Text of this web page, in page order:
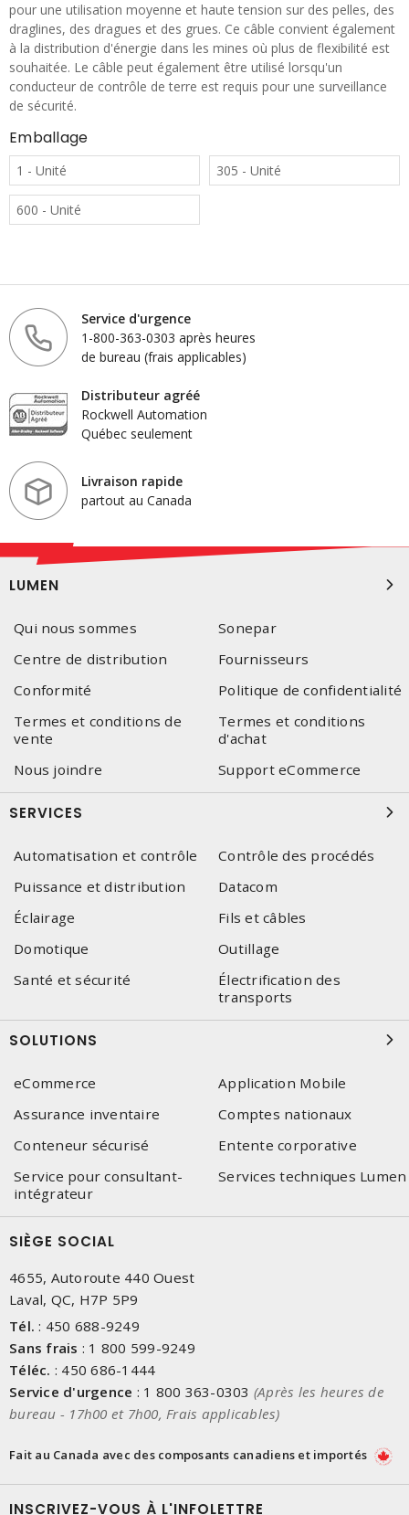
pour une utilisation moyenne et haute tension sur des pelles, des
draglines, des dragues et des grues. Ce câble convient également
à la distribution d'énergie dans les mines où plus de flexibilité est
souhaitée. Le câble peut également être utilisé lorsqu'un
conducteur de contrôle de terre est requis pour une surveillance
de sécurité.
Emballage
1 - Unité 305 - Unité
600 - Unité
Service d'urgence
1-800-363-0303 après heures
de bureau (frais applicables)
Distributeur agréé
Rockwell Automation
Québec seulement
Livraison rapide
partout au Canada
LUMEN
Qui nous sommes
Sonepar
Centre de distribution
Fournisseurs
Conformité
Politique de confidentialité
Termes et conditions de
vente
Termes et conditions
d'achat
Nous joindre
Support eCommerce
SERVICES
Automatisation et contrôle
Contrôle des procédés
Puissance et distribution
Datacom
Éclairage
Fils et câbles
Domotique
Outillage
Santé et sécurité
Électrification des
transports
SOLUTIONS
eCommerce
Application Mobile
Assurance inventaire
Comptes nationaux
Conteneur sécurisé
Entente corporative
Service pour consultant-
intégrateur
Services techniques Lumen
SIÈGE SOCIAL
4655, Autoroute 440 Ouest
Laval, QC, H7P 5P9
Tél. : 450 688-9249
Sans frais : 1 800 599-9249
Téléc. : 450 686-1444
Service d'urgence : 1 800 363-0303 (Après les heures de
bureau - 17h00 et 7h00, Frais applicables)
Fait au Canada avec des composants canadiens et importés
INSCRIVEZ-VOUS À L'INFOLETTRE